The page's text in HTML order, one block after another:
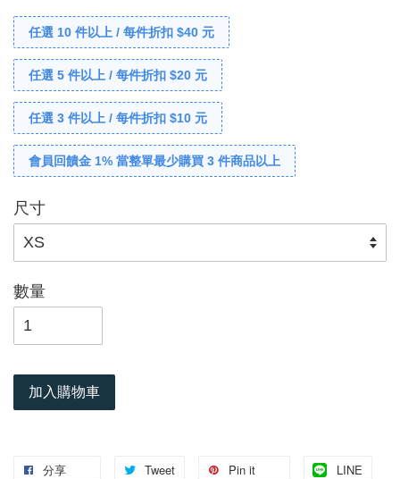
任選 10 件以上 / 每件折扣 $40 元
任選 5 件以上 / 每件折扣 $20 元
任選 3 件以上 / 每件折扣 $10 元
會員回饋金 1% 當整單最少購買 3 件商品以上
尺寸
數量
加入購物車
分享 Tweet Pin it LINE